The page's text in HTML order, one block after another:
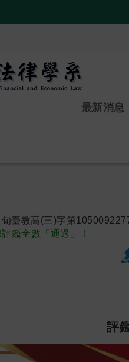
最新消息
臺教高(三)字第
鑑全數「通過」！
評